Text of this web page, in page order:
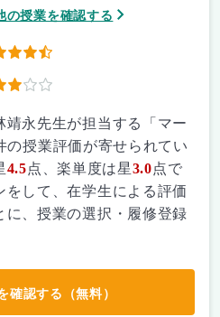
の授業を確認する
靖永先生が担当する「マー
の授業評価が寄せられてい
4.5点、楽単度は星3.0点で
して、在学生による評価
に、授業の選択・履修登録
確認する（無料）